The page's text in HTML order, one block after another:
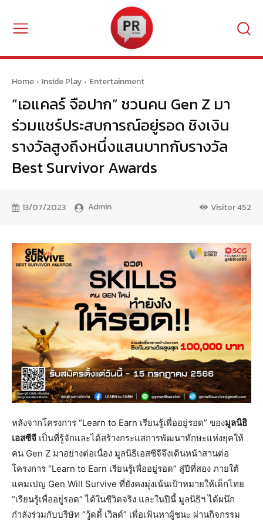
Home Inside Play Entertainment
“เอแคลร์ จือปาก” ชวนคน Gen Z มา
ร่วมแชร์ประสบการณ์อยู่รอด ชิงเงิน
รางวัลสูงถึงหนึ่งแสนบาทกับรางวัล
Best Survivor Awards
13/07/2023 Admin Visitor452
หลังจากโครงการ “Learn to Earn เรียนรู้เพื่ออยู่รอด” ของมูลนิธิ
เอสซีจี เป็นที่รู้จักและได้สร้างกระแสการพัฒนาทักษะแห่งยุคให้
คน Gen Z มาอย่างต่อเนื่อง มูลนิธิเอสซีจีจึงเดินหน้าสานต่อ
โครงการ “Learn to Earn เรียนรู้เพื่ออยู่รอด” สู่ปีที่สอง ภายใต้
แคมเปญ Gen Will Survive ที่ยังคงมุ่งเน้นเป้าหมายให้เด็กไทย
“เรียนรู้เพื่ออยู่รอด” ได้ในชีวิตจริง และในปีนี้ มูลนิธิฯ ได้ผนึก
กำลังร่วมกับบริษัท “วู้ดดี้ เวิลด์” เพื่อเฟ้นหาผู้ชนะ ผ่านกิจกรรม